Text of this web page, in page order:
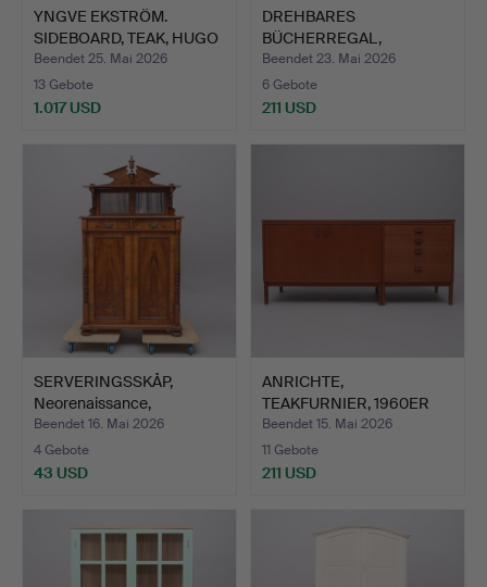
YNGVE EKSTRÖM.
SIDEBOARD, TEAK, HUGO
TROED…
Beendet 25. Mai 2026
13 Gebote
1.017 USD
DREHBARES
BÜCHERREGAL,
mahagonifurniert, E…
Beendet 23. Mai 2026
6 Gebote
211 USD
SERVERINGSSKÅP,
Neorenaissance,
Nussbaum, …
Beendet 16. Mai 2026
4 Gebote
43 USD
ANRICHTE,
TEAKFURNIER, 1960ER
JAHRE.
Beendet 15. Mai 2026
11 Gebote
211 USD